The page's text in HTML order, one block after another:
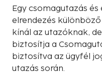
Egy csomagutazás
elrendezés
kínál az utazóknak,
biztosítja a
biztosítva az ügyfél
utazás során.